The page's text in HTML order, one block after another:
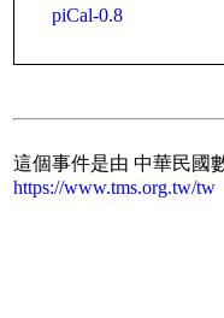
piCal-0.8
這個事件是由 中華民國
https://www.tms.org.tw/tw